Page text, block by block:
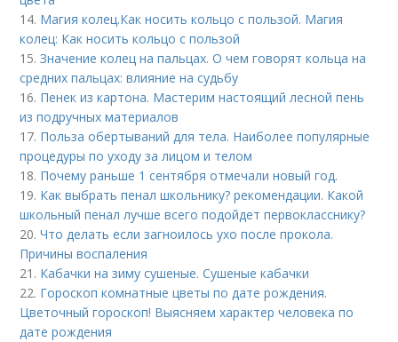
14. Магия колец.Как носить кольцо с пользой. Магия
колец: Как носить кольцо с пользой
15.Значение колец на пальцах. О чем говорят кольца на
средних пальцах: влияние на судьбу
16. Пенек из картона. Мастерим настоящий лесной пень
из подручных материалов
17. Польза обертываний для тела. Наиболее популярные
процедуры по уходу за лицом и телом
18. Почему раньше 1 сентября отмечали новый год.
19. Как выбрать пенал школьнику? рекомендации. Какой
школьный пенал лучше всего подойдет первокласснику?
20.Что делать если загноилось ухо после прокола.
Причины воспаления
21. Кабачки на зиму сушеные. Сушеные кабачки
22. Гороскоп комнатные цветы по дате рождения.
Цветочный гороскоп! Выясняем характер человека по
дате рождения